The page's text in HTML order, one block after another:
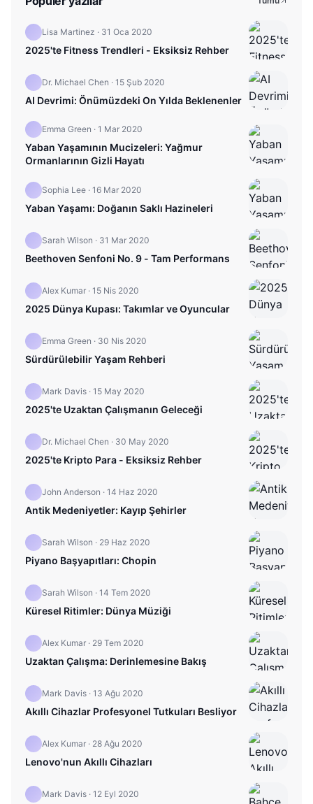
Lisa Martinez · 31 Oca 2020
2025'te Fitness Trendleri - Eksiksiz Rehber
Dr. Michael Chen · 15 Şub 2020
AI Devrimi: Önümüzdeki On Yılda Beklenenler
Emma Green · 1 Mar 2020
Yaban Yaşamının Mucizeleri: Yağmur
Ormanlarının Gizli Hayatı
Sophia Lee · 16 Mar 2020
Yaban Yaşamı: Doğanın Saklı Hazineleri
Sarah Wilson · 31 Mar 2020
Beethoven Senfoni No. 9 - Tam Performans
Alex Kumar · 15 Nis 2020
2025 Dünya Kupası: Takımlar ve Oyuncular
Emma Green · 30 Nis 2020
Sürdürülebilir Yaşam Rehberi
Mark Davis · 15 May 2020
2025'te Uzaktan Çalışmanın Geleceği
Dr. Michael Chen · 30 May 2020
2025'te Kripto Para - Eksiksiz Rehber
John Anderson · 14 Haz 2020
Antik Medeniyetler: Kayıp Şehirler
Sarah Wilson · 29 Haz 2020
Piyano Başyapıtları: Chopin
Sarah Wilson · 14 Tem 2020
Küresel Ritimler: Dünya Müziği
Alex Kumar · 29 Tem 2020
Uzaktan Çalışma: Derinlemesine Bakış
Mark Davis · 13 Ağu 2020
Akıllı Cihazlar Profesyonel Tutkuları Besliyor
Alex Kumar · 28 Ağu 2020
Lenovo'nun Akıllı Cihazları
Mark Davis · 12 Eyl 2020